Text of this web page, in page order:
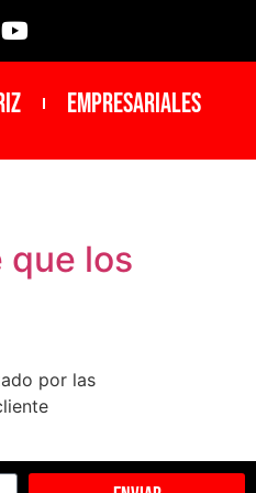
Empresariales
que los
por las